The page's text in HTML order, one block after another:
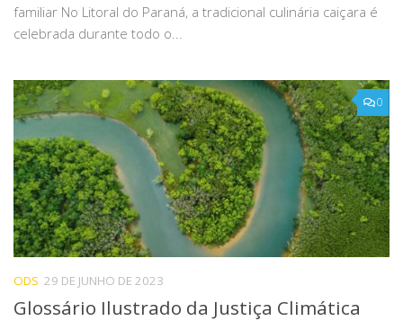
familiar No Litoral do Paraná, a tradicional culinária caiçara é
celebrada durante todo o...
0
ODS 29 DE JUNHO DE 2023
Glossário Ilustrado da Justiça Climática